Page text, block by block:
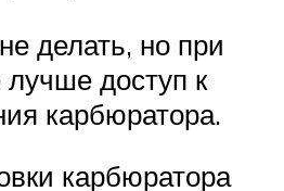
делать, но при
доступ к
карбюратора.
карбюратора